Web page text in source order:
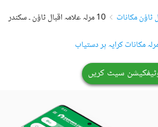
ٹاؤن مکانات
10 مرلہ علامہ اقبال ٹاؤن ۔ سکندر
سیٹ کریں